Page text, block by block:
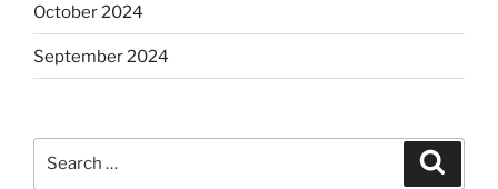
October 2024
September 2024